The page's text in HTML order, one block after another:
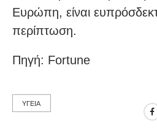
Ευρώπη, είναι
περίπτωση.
Πηγή: Fortune
ΥΓΕΙΑ